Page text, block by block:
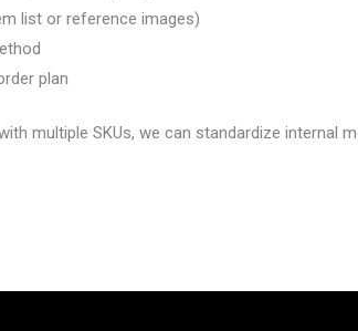
list or reference images)
plan
multiple SKUs, we can standardize